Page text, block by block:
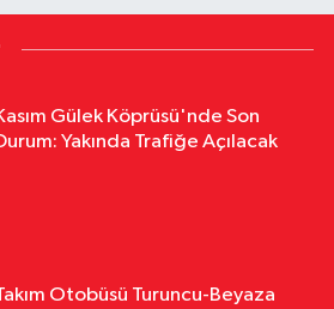
Gülek Köprüsü'nde Son
Yakında Trafiğe Açılacak
Otobüsü Turuncu-Beyaza